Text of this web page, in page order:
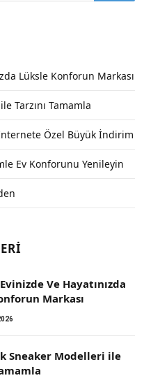
Lüksle Konforun Markası
Tarzını Tamamla
Özel Büyük İndirim
Ev Konforunu Yenileyin
Ve Hayatınızda
Markası
Sneaker Modelleri ile